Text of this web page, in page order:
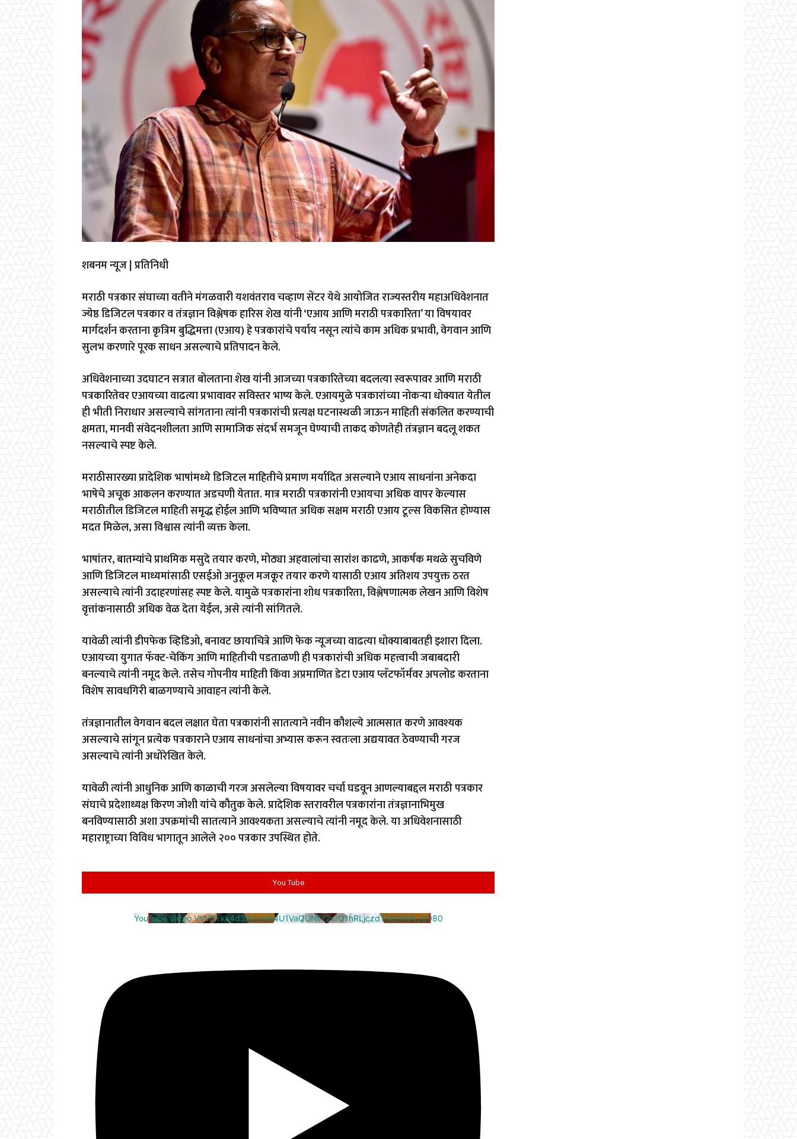
शबनम न्यूज | प्रतिनिधी
मराठी पत्रकार संघाच्या वतीने मंगळवारी यशवंतराव चव्हाण सेंटर येथे आयोजित राज्यस्तरीय महाअधिवेशनात
ज्येष्ठ डिजिटल पत्रकार व तंत्रज्ञान विश्लेषक हारिस शेख यांनी ‘एआय आणि मराठी पत्रकारिता’ या विषयावर
मार्गदर्शन करताना कृत्रिम बुद्धिमत्ता (एआय) हे पत्रकारांचे पर्याय नसून त्यांचे काम अधिक प्रभावी, वेगवान आणि
सुलभ करणारे पूरक साधन असल्याचे प्रतिपादन केले.
अधिवेशनाच्या उदघाटन सत्रात बोलताना शेख यांनी आजच्या पत्रकारितेच्या बदलत्या स्वरूपावर आणि मराठी
पत्रकारितेवर एआयच्या वाढत्या प्रभावावर सविस्तर भाष्य केले. एआयमुळे पत्रकारांच्या नोकऱ्या धोक्यात येतील
ही भीती निराधार असल्याचे सांगताना त्यांनी पत्रकारांची प्रत्यक्ष घटनास्थळी जाऊन माहिती संकलित करण्याची
क्षमता, मानवी संवेदनशीलता आणि सामाजिक संदर्भ समजून घेण्याची ताकद कोणतेही तंत्रज्ञान बदलू शकत
नसल्याचे स्पष्ट केले.
मराठीसारख्या प्रादेशिक भाषांमध्ये डिजिटल माहितीचे प्रमाण मर्यादित असल्याने एआय साधनांना अनेकदा
भाषेचे अचूक आकलन करण्यात अडचणी येतात. मात्र मराठी पत्रकारांनी एआयचा अधिक वापर केल्यास
मराठीतील डिजिटल माहिती समृद्ध होईल आणि भविष्यात अधिक सक्षम मराठी एआय टूल्स विकसित होण्यास
मदत मिळेल, असा विश्वास त्यांनी व्यक्त केला.
भाषांतर, बातम्यांचे प्राथमिक मसुदे तयार करणे, मोठ्या अहवालांचा सारांश काढणे, आकर्षक मथळे सुचविणे
आणि डिजिटल माध्यमांसाठी एसईओ अनुकूल मजकूर तयार करणे यासाठी एआय अतिशय उपयुक्त ठरत
असल्याचे त्यांनी उदाहरणांसह स्पष्ट केले. यामुळे पत्रकारांना शोध पत्रकारिता, विश्लेषणात्मक लेखन आणि विशेष
वृत्तांकनासाठी अधिक वेळ देता येईल, असे त्यांनी सांगितले.
यावेळी त्यांनी डीपफेक व्हिडिओ, बनावट छायाचित्रे आणि फेक न्यूजच्या वाढत्या धोक्याबाबतही इशारा दिला.
एआयच्या युगात फॅक्ट-चेकिंग आणि माहितीची पडताळणी ही पत्रकारांची अधिक महत्त्वाची जबाबदारी
बनल्याचे त्यांनी नमूद केले. तसेच गोपनीय माहिती किंवा अप्रमाणित डेटा एआय प्लॅटफॉर्मवर अपलोड करताना
विशेष सावधगिरी बाळगण्याचे आवाहन त्यांनी केले.
तंत्रज्ञानातील वेगवान बदल लक्षात घेता पत्रकारांनी सातत्याने नवीन कौशल्ये आत्मसात करणे आवश्यक
असल्याचे सांगून प्रत्येक पत्रकाराने एआय साधनांचा अभ्यास करून स्वतःला अद्ययावत ठेवण्याची गरज
असल्याचे त्यांनी अधोरेखित केले.
यावेळी त्यांनी आधुनिक आणि काळाची गरज असलेल्या विषयावर चर्चा घडवून आणल्याबद्दल मराठी पत्रकार
संघाचे प्रदेशाध्यक्ष किरण जोशी यांचे कौतुक केले. प्रादेशिक स्तरावरील पत्रकारांना तंत्रज्ञानाभिमुख
बनविण्यासाठी अशा उपक्रमांची सातत्याने आवश्यकता असल्याचे त्यांनी नमूद केले. या अधिवेशनासाठी
महाराष्ट्राच्या विविध भागातून आलेले २०० पत्रकार उपस्थित होते.
You Tube
YouTube Video VVV0Ykk4d3A0cm94U1VaQUNfY2xrQ1hRLjczdTMzRWNJd080